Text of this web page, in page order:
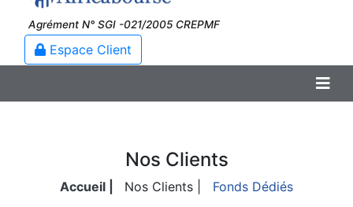
Agrément N° SGI -021/2005 CREPMF
Espace Client
Nos Clients
Accueil | Nos Clients | Fonds Dédiés